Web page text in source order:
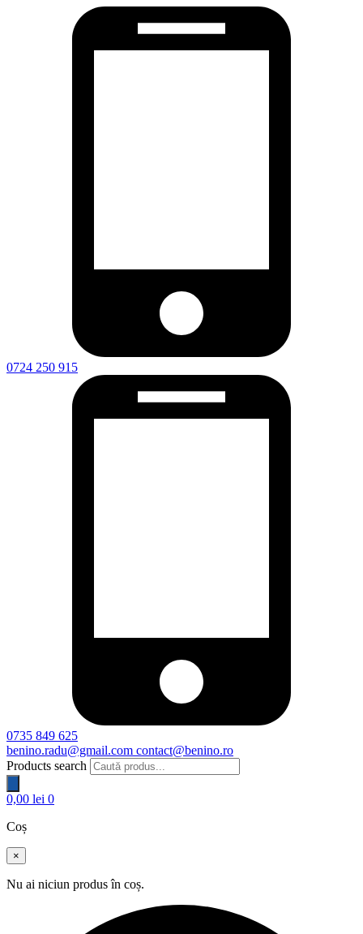
0724 250 915
0735 849 625
benino.radu@gmail.com contact@benino.ro
Products search
0,00 lei 0
Coș
×
Nu ai niciun produs în coș.